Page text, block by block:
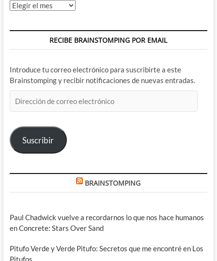
Archivos
RECIBE BRAINSTOMPING POR EMAIL
Introduce tu correo electrónico para suscribirte a este
Brainstomping y recibir notificaciones de nuevas entradas.
de
electrónico
Suscribir
BRAINSTOMPING
Paul Chadwick vuelve a recordarnos lo que nos hace humanos
en Concrete: Stars Over Sand
Pitufo Verde y Verde Pitufo: Secretos que me encontré en Los
Pitufos